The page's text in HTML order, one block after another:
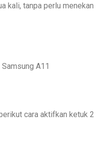
kali, tanpa perlu menekan
A11
cara aktifkan ketuk 2